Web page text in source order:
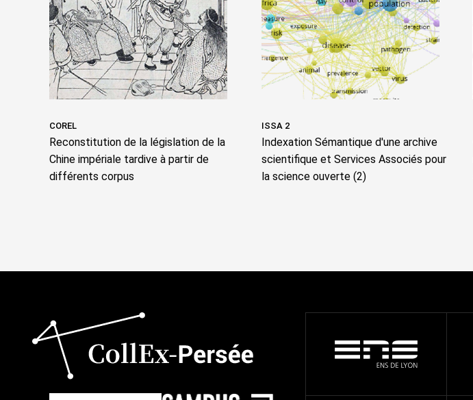
COREL
Reconstitution de la législation de la
Chine impériale tardive à partir de
différents corpus
ISSA 2
Indexation Sémantique d'une archive
scientifique et Services Associés pour
la science ouverte (2)